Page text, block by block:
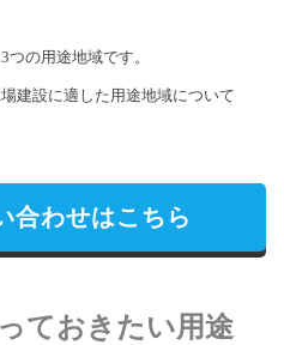
の用途地域です。
建設に適した用途地域について
合わせはこちら
ておきたい用途